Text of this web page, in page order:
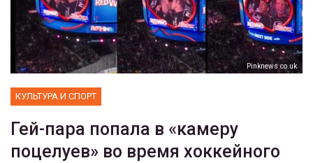
Pinknews.co.uk
КУЛЬТУРА И СПОРТ
Гей-пара попала в «камеру
поцелуев» во время хоккейного